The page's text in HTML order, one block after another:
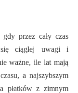
przez cały czas
ciągłej uwagi i
ważne, ile lat mają
a najszybszym
płatków z zimnym